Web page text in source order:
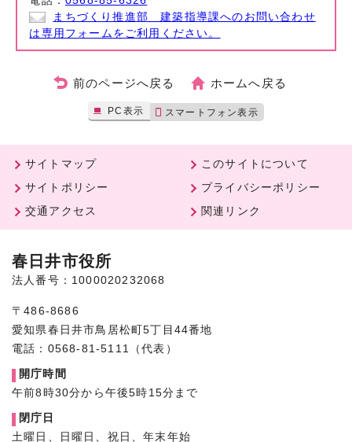
まちづくり推進部 建築指導課へのお問い合わせ
は専用フォームをご利用ください。
前のページへ戻る ホームへ戻る
PC表示 スマートフォン表示
サイトマップ
このサイトについて
サイトポリシー
プライバシーポリシー
交通アクセス
関連リンク
春日井市役所
法人番号：1000020232068
〒486-8686
愛知県春日井市鳥居松町5丁目44番地
電話：0568-81-5111（代表）
開庁時間
午前8時30分から午後5時15分まで
閉庁日
土曜日、日曜日、祝日、年末年始